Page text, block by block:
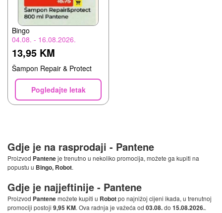
Bingo
04.08. - 16.08.2026.
13,95 KM
Šampon Repair & Protect
Pogledajte letak
Gdje je na rasprodaji - Pantene
Proizvod Panteneje trenutno u nekoliko promocija, možete ga kupiti na
popustu u Bingo, Robot.
Gdje je najjeftinije - Pantene
Proizvod Pantenemožete kupiti u Robotpo najnižoj cijeni ikada, u trenutnoj
promociji postoji 9,95 KM. Ova radnja je važeća od 03.08.do 15.08.2026..